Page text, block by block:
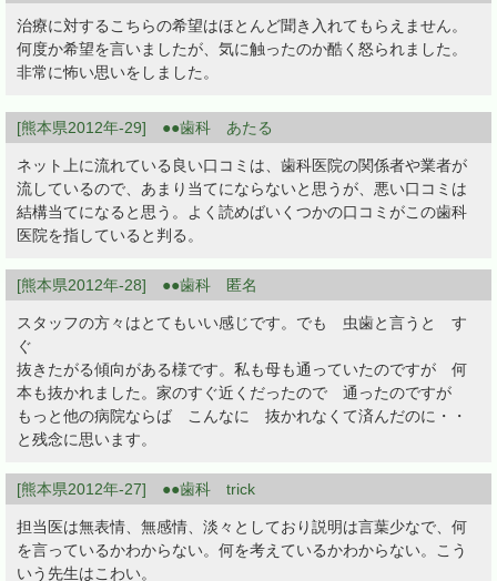
治療に対するこちらの希望はほとんど聞き入れてもらえません。
何度か希望を言いましたが、気に触ったのか酷く怒られました。
非常に怖い思いをしました。
[熊本県2012年-29] ●●歯科 あたる
ネット上に流れている良い口コミは、歯科医院の関係者や業者が
流しているので、あまり当てにならないと思うが、悪い口コミは
結構当てになると思う。よく読めばいくつかの口コミがこの歯科
医院を指していると判る。
[熊本県2012年-28] ●●歯科 匿名
スタッフの方々はとてもいい感じです。でも 虫歯と言うと す
ぐ
抜きたがる傾向がある様です。私も母も通っていたのですが 何
本も抜かれました。家のすぐ近くだったので 通ったのですが
もっと他の病院ならば こんなに 抜かれなくて済んだのに・・
と残念に思います。
[熊本県2012年-27] ●●歯科 trick
担当医は無表情、無感情、淡々としており説明は言葉少なで、何
を言っているかわからない。何を考えているかわからない。こう
いう先生はこわい。